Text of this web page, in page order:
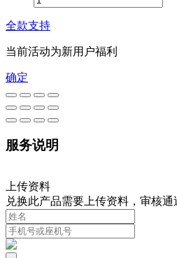
全款支持
当前活动为新用户福利
确定
服务说明
上传资料
兑换此产品需要上传资料，审核